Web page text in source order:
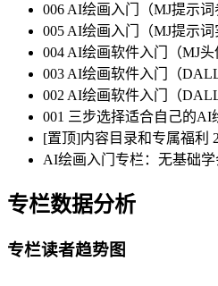
006 AI绘画入门（MJ提示词
005 AI绘画入门（MJ提示词
004 AI绘画软件入门（MJ头
003 AI绘画软件入门（
002 AI绘画软件入门（
001 三步选择适合自己的AI
[置顶]内容目录和专属福利
AI绘画入门专栏：无基础
专栏数据分析
专栏读者趋势图